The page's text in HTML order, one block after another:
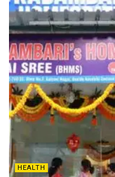
HEALTH